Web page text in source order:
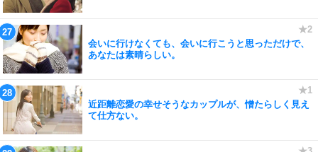
会いに行けなくても、会いに行こうと思っただけで、
あなたは素晴らしい。
近距離恋愛の幸せそうなカップルが、憎たらしく見え
て仕方ない。